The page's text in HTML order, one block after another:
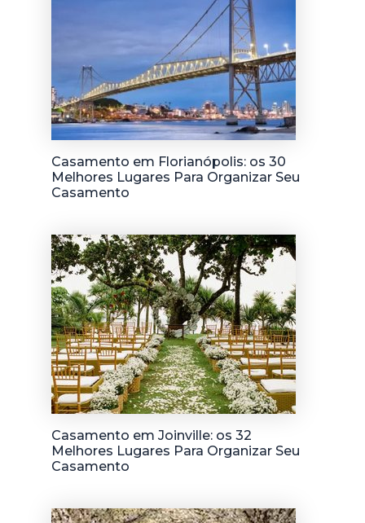
Casamento em Florianópolis: os 30
Melhores Lugares Para Organizar Seu
Casamento
Casamento em Joinville: os 32
Melhores Lugares Para Organizar Seu
Casamento